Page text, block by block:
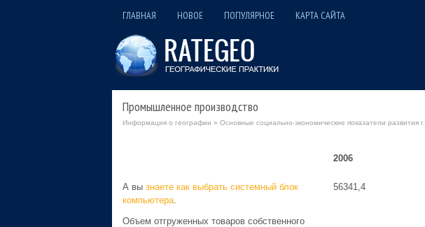
ГЛАВНАЯ НОВОЕ ПОПУЛЯРНОЕ КАРТА САЙТА
Промышленное производство
Информация о географии » Основные социально-экономические показатели развития
2006
А вы знаете как выбрать системный блок
компьютера.
Объем отгруженных товаров собственного
56341,4